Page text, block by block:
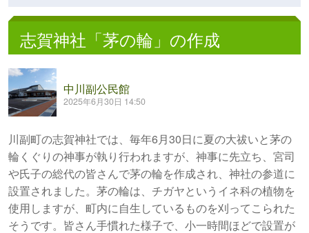
志賀神社「茅の輪」の作成
中川副公民館
2025年6月30日 14:50
川副町の志賀神社では、毎年6月30日に夏の大祓いと茅の
輪くぐりの神事が執り行われますが、神事に先立ち、宮司
や氏子の総代の皆さんで茅の輪を作成され、神社の参道に
設置されました。茅の輪は、チガヤというイネ科の植物を
使用しますが、町内に自生しているものを刈ってこられた
そうです。皆さん手慣れた様子で、小一時間ほどで設置が